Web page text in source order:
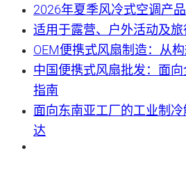
2026年夏季风冷式空调产
适用于露营、户外活动及
OEM便携式风扇制造：从
中国便携式风扇批发：面
指南
面向东南亚工厂的工业制
达